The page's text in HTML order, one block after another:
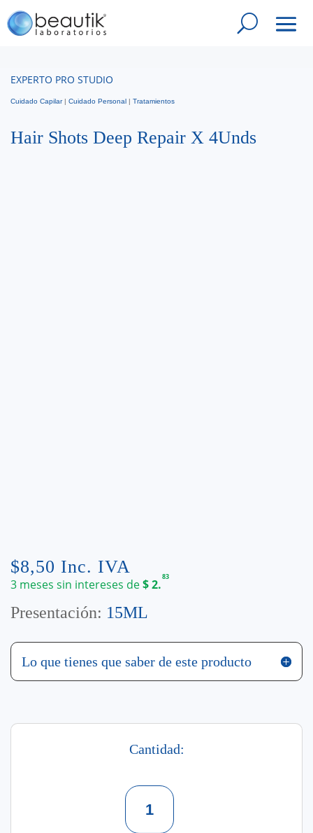
EXPERTO PRO STUDIO
Cuidado Capilar| Cuidado Personal | Tratamientos
Hair Shots Deep Repair X 4Unds
$8,50 Inc. IVA
3 meses sin intereses de$2.83
Presentación: 15ML
Lo que tienes que saber de este producto
Cantidad:
Hair
Shots
Deep